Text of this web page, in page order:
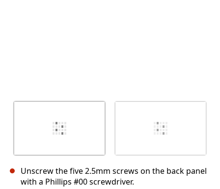
Unscrew the five 2.5mm screws on the back panel
with a Phillips #00 screwdriver.